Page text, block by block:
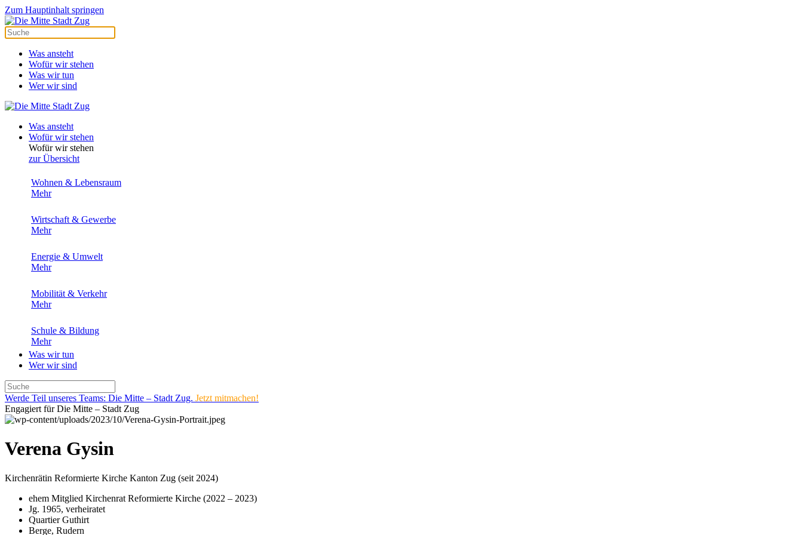
Zum Hauptinhalt springen
Was ansteht
Wofür wir stehen
Was wir tun
Wer wir sind
Was ansteht
Wofür wir stehen
Wofür wir stehen
zur Übersicht
Wohnen & Lebensraum
Mehr
Wirtschaft & Gewerbe
Mehr
Energie & Umwelt
Mehr
Mobilität & Verkehr
Mehr
Schule & Bildung
Mehr
Was wir tun
Wer wir sind
Werde Teil unseres Teams: Die Mitte – Stadt Zug. Jetzt mitmachen!
Engagiert für Die Mitte – Stadt Zug
Verena Gysin
Kirchenrätin Reformierte Kirche Kanton Zug (seit 2024)
ehem Mitglied Kirchenrat Reformierte Kirche (2022 – 2023)
Jg. 1965, verheiratet
Quartier Guthirt
Berge, Rudern